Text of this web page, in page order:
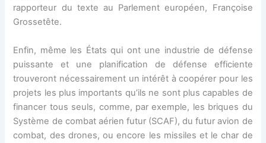
rapporteur du texte au Parlement européen, Françoise
Grossetête.
Enfin, même les États qui ont une industrie de défense
puissante et une planification de défense efficiente
trouveront nécessairement un intérêt à coopérer pour les
projets les plus importants qu’ils ne sont plus capables de
financer tous seuls, comme, par exemple, les briques du
Système de combat aérien futur (SCAF), du futur avion de
combat, des drones, ou encore les missiles et le char de